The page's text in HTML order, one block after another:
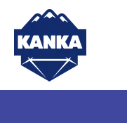
Skip to content